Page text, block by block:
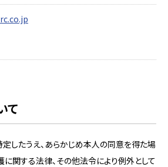
て
したうえ、あらかじめ本人の同意を得た場
関する法律、その他法令により例外として